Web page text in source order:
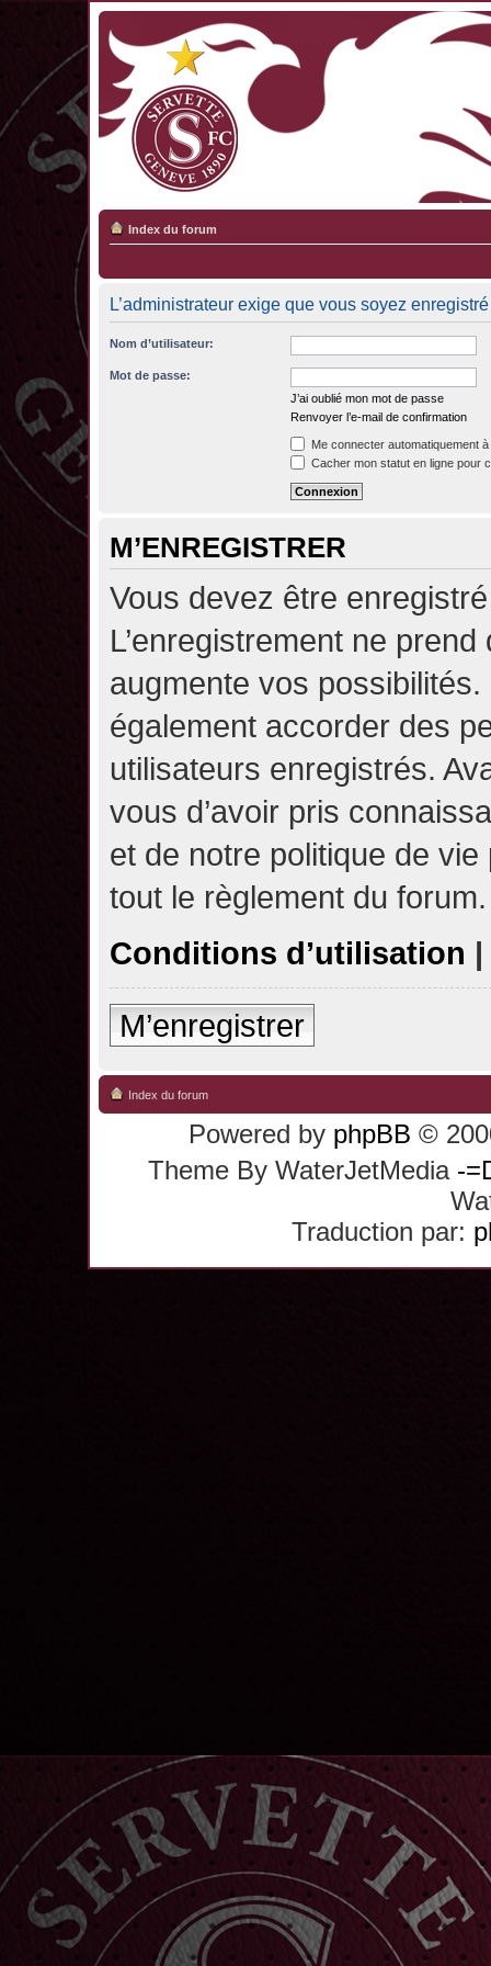
Index du forum
L’administrateur exige que vous soyez
Nom d’utilisateur:
Mot de passe:
J’ai oublié mon mot de passe
Renvoyer l’e-mail de confirmation
Me connecter automatiquement
Cacher mon statut en ligne pour
M’ENREGISTRER
Vous devez être
L’enregistrement ne
augmente vos possibilités.
également accorder des
utilisateurs enregistrés.
vous d’avoir pris
et de notre politique de
tout le règlement du forum.
Conditions d’utilisation |
M’enregistrer
Index du forum
Powered by phpBB ©
Theme By WaterJetMedia -
Traduction par: